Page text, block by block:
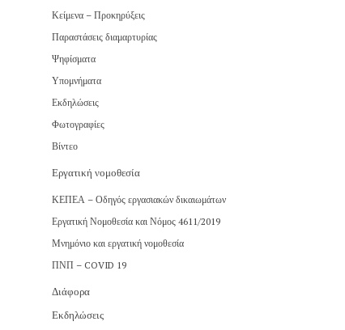
Κείμενα – Προκηρύξεις
Παραστάσεις διαμαρτυρίας
Ψηφίσματα
Υπομνήματα
Εκδηλώσεις
Φωτογραφίες
Βίντεο
Εργατική νομοθεσία
ΚΕΠΕΑ – Οδηγός εργασιακών δικαιωμάτων
Εργατική Νομοθεσία και Νόμος 4611/2019
Μνημόνιο και εργατική νομοθεσία
ΠΝΠ – COVID 19
Διάφορα
Εκδηλώσεις